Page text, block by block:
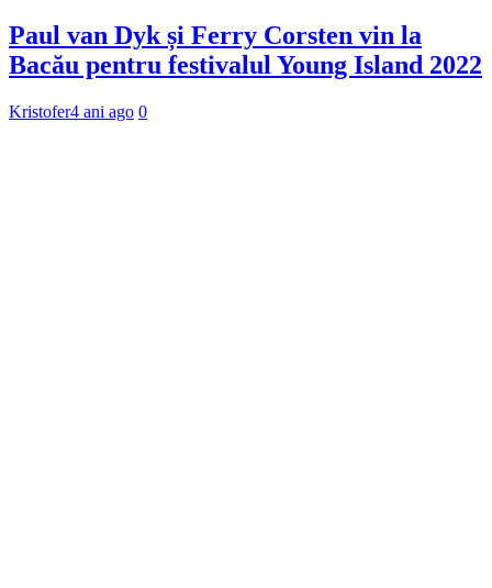
Paul van Dyk și Ferry Corsten vin la
Bacău pentru festivalul Young Island 2022
Kristofer4 ani ago 0